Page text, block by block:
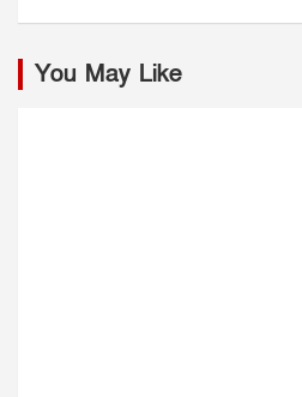
You May Like